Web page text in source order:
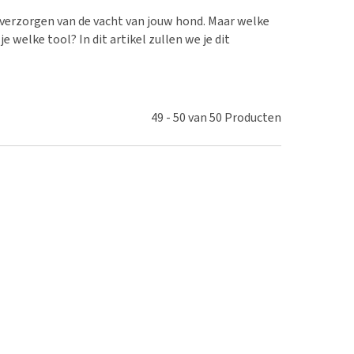
en dementie
Mijn hond plast in
Wat nu?
van de vacht van jouw hond. Maar welke
welke tool? In dit artikel zullen we je dit
49 -50van50 Producten